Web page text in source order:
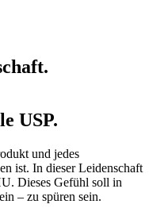
USP.
und jedes
ist. In dieser Leidenschaft
Dieses Gefühl soll in
– zu spüren sein.